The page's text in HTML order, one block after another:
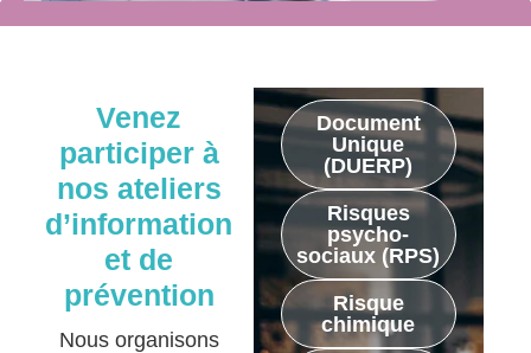
Nous organisons
Venez
participer à
nos ateliers
d’information
et de
prévention
Document
Unique
(DUERP)
Risques
psycho-
sociaux (RPS)
Risque
chimique